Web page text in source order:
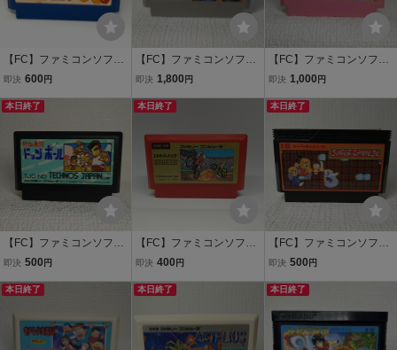
【FC】ファミコンソフト/
ドナルドダック【ソフ
同梱大歓迎！！
即決 600 円
【FC】ファミコンソフト/
ジーザス クリーニン
み】管理No.資525
即決 1,800 円
【FC】ファミコンソフト/
スーパーマリオUSA
【ソフトのみ】管理No.資
即決 1,000 円
本日終了
【FC】ファミコンソフト/
熱血高校ドッジボール
み！！【ソフトのみ】管
即決 500 円
本日終了
【FC】ファミコンソフト/
エキサイトバイク ク
フトのみ】管理No.資625
即決 400 円
本日終了
【FC】ファミコンソフト/
スーパーチャイニー
み！！【ソフトのみ】管
迎！！
即決 500 円
本日終了 本日終了 本日終了